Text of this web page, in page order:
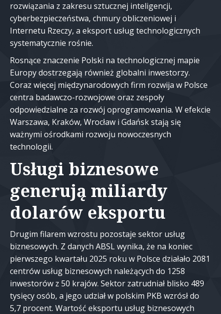
rozwiązania z zakresu sztucznej inteligencji,
cyberbezpieczeństwa, chmury obliczeniowej i
Internetu Rzeczy, a eksport usług technologicznych
systematycznie rośnie.
Rosnące znaczenie Polski na technologicznej mapie
Europy dostrzegają również globalni inwestorzy.
Coraz więcej międzynarodowych firm rozwija w Polsce
centra badawczo-rozwojowe oraz zespoły
odpowiedzialne za rozwój oprogramowania. W efekcie
Warszawa, Kraków, Wrocław i Gdańsk stają się
ważnymi ośrodkami rozwoju nowoczesnych
technologii.
Usługi biznesowe
generują miliardy
dolarów eksportu
Drugim filarem wzrostu pozostaje sektor usług
biznesowych. Z danych ABSL wynika, że na koniec
pierwszego kwartału 2025 roku w Polsce działało 2081
centrów usług biznesowych należących do 1258
inwestorów z 50 krajów. Sektor zatrudniał blisko 489
tysięcy osób, a jego udział w polskim PKB wzrósł do
5,7 procent. Wartość eksportu usług biznesowych